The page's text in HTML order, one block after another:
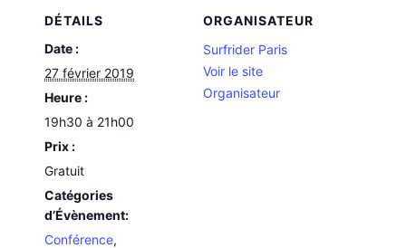
DÉTAILS
Date :
27 février 2019
Heure :
19h30 à 21h00
Prix :
Gratuit
Catégories
d’Évènement:
Conférence,
ORGANISATEUR
Surfrider Paris
Voir le site
Organisateur